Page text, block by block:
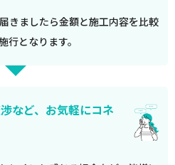
きましたら金額と施工内容を比較
行となります。
など、お気軽にコネ